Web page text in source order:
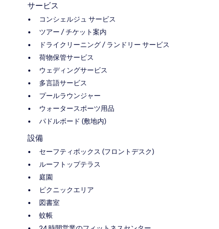
サービス
コンシェルジュ サービス
ツアー / チケット案内
ドライクリーニング / ランドリー サービス
荷物保管サービス
ウェディングサービス
多言語サービス
プールラウンジャー
ウォータースポーツ用品
パドルボード (敷地内)
設備
セーフティボックス (フロントデスク)
ルーフトップテラス
庭園
ピクニックエリア
図書室
蚊帳